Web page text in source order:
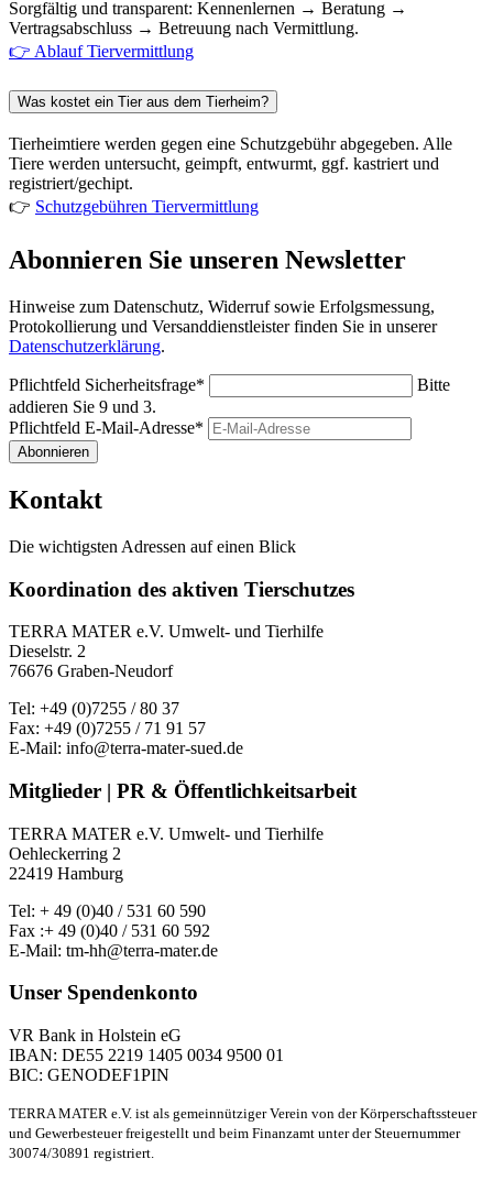
Sorgfältig und transparent: Kennenlernen → Beratung →
Vertragsabschluss → Betreuung nach Vermittlung.
👉 Ablauf Tiervermittlung
Was kostet ein Tier aus dem Tierheim?
Tierheimtiere werden gegen eine Schutzgebühr abgegeben. Alle
Tiere werden untersucht, geimpft, entwurmt, ggf. kastriert und
registriert/gechipt.
👉 Schutzgebühren Tiervermittlung
Abonnieren Sie unseren Newsletter
Hinweise zum Datenschutz, Widerruf sowie Erfolgsmessung,
Protokollierung und Versanddienstleister finden Sie in unserer
Datenschutzerklärung.
Pflichtfeld Sicherheitsfrage*
Bitte
addieren Sie 9 und 3.
Pflichtfeld E-Mail-Adresse*
Abonnieren
Kontakt
Die wichtigsten Adressen auf einen Blick
Koordination des aktiven Tierschutzes
TERRA MATER e.V. Umwelt- und Tierhilfe
Dieselstr. 2
76676 Graben-Neudorf
Tel: +49 (0)7255 / 80 37
Fax: +49 (0)7255 / 71 91 57
E-Mail: info@terra-mater-sued.de
Mitglieder | PR & Öffentlichkeitsarbeit
TERRA MATER e.V. Umwelt- und Tierhilfe
Oehleckerring 2
22419 Hamburg
Tel: + 49 (0)40 / 531 60 590
Fax :+ 49 (0)40 / 531 60 592
E-Mail: tm-hh@terra-mater.de
Unser Spendenkonto
VR Bank in Holstein eG
IBAN: DE55 2219 1405 0034 9500 01
BIC: GENODEF1PIN
TERRA MATER e.V. ist als gemeinnütziger Verein von der Körperschaftssteuer
und Gewerbesteuer freigestellt und beim Finanzamt unter der Steuernummer
30074/30891 registriert.